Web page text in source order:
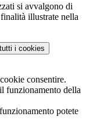
si avvalgono di
illustrate nella
i cookies
consentire.
funzionamento della
potete